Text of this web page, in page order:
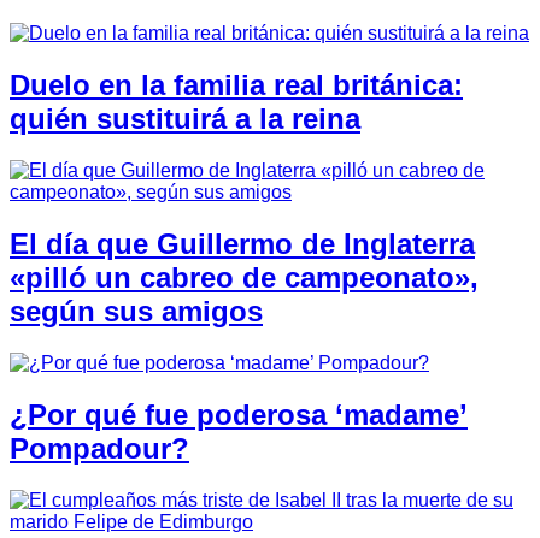
Duelo en la familia real británica:
quién sustituirá a la reina
El día que Guillermo de Inglaterra
«pilló un cabreo de campeonato»,
según sus amigos
¿Por qué fue poderosa ‘madame’
Pompadour?